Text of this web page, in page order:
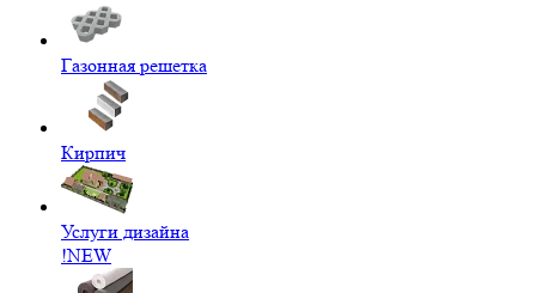
Газонная решетка
Кирпич
Услуги дизайна
!NEW